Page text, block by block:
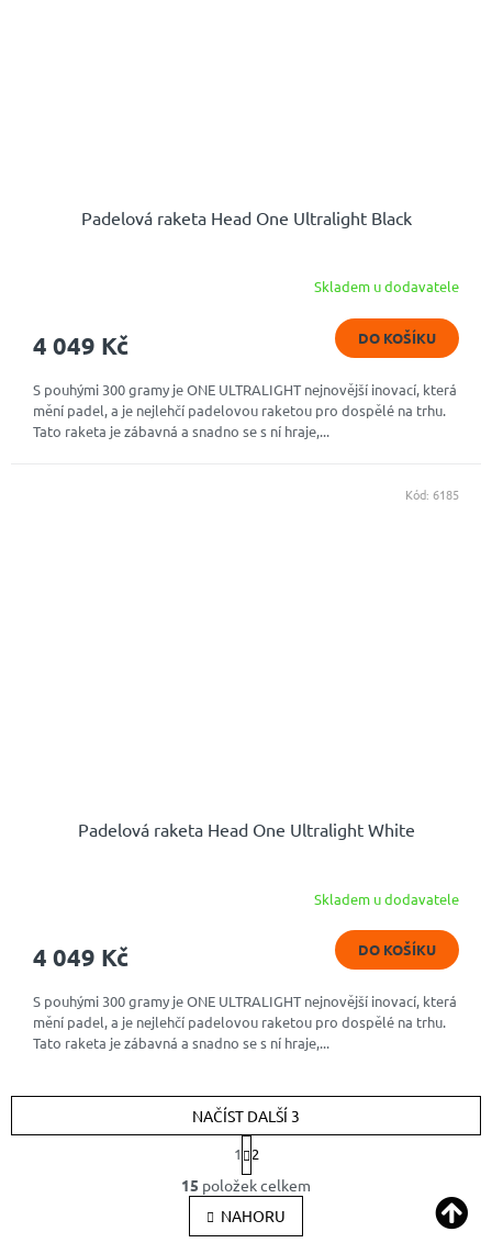
Padelová raketa Head One Ultralight Black
Skladem u dodavatele
4 049 Kč DO KOŠÍKU
S pouhými 300 gramy je ONE ULTRALIGHT nejnovější inovací, která
mění padel, a je nejlehčí padelovou raketou pro dospělé na trhu.
Tato raketa je zábavná a snadno se s ní hraje,...
Padelová raketa Head One Ultralight White
Skladem u dodavatele
4 049 Kč DO KOŠÍKU
S pouhými 300 gramy je ONE ULTRALIGHT nejnovější inovací, která
mění padel, a je nejlehčí padelovou raketou pro dospělé na trhu.
Tato raketa je zábavná a snadno se s ní hraje,...
Kód: 6185
O
v
l
á
NAČÍST DALŠÍ 3
S
t
r
á
n
k
1 2
15 položek celkem
NAHORU